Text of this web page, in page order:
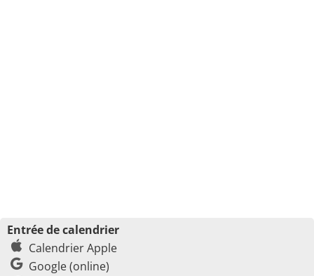
Entrée de calendrier
Calendrier Apple
Google (online)